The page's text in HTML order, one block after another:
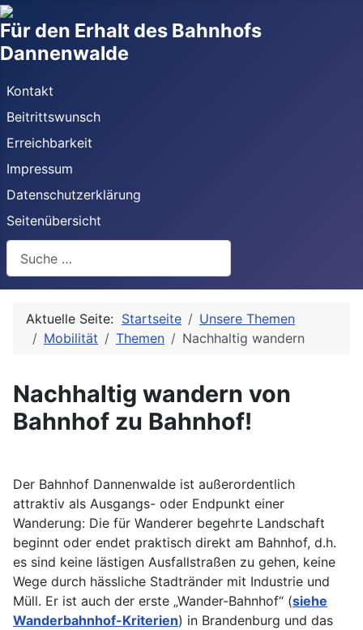
Für den Erhalt des Bahnhofs
Dannenwalde
Kontakt
Beitrittswunsch
Erreichbarkeit
Impressum
Datenschutzerklärung
Seitenübersicht
Aktuelle Seite: Startseite
Unsere Themen
Mobilität
Themen Nachhaltig wandern
Nachhaltig wandern von
Bahnhof zu Bahnhof!
Der Bahnhof Dannenwalde ist außerordentlich
attraktiv als Ausgangs- oder Endpunkt einer
Wanderung: Die für Wanderer begehrte Landschaft
beginnt oder endet praktisch direkt am Bahnhof, d.h.
es sind keine lästigen Ausfallstraßen zu gehen, keine
Wege durch hässliche Stadtränder mit Industrie und
Müll. Er ist auch der erste „Wander-Bahnhof“ (siehe
Wanderbahnhof-Kriterien) in Brandenburg und das